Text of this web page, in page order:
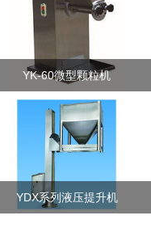
YK-60微型颗粒机
YDX系列液压提升机